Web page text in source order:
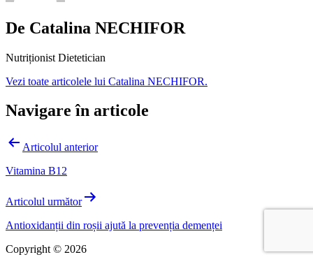
De Catalina NECHIFOR
Nutriționist Dietetician
Vezi toate articolele lui Catalina NECHIFOR.
Navigare în articole
Articolul anterior
Vitamina B12
Articolul următor
Antioxidanții din roșii ajută la prevenția demenței
Copyright © 2026